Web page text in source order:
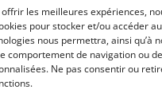
offrir les meilleures expériences,
pour stocker et/ou accéder
nous permettra, ainsi qu’à
comportement de navigation ou
Ne pas consentir ou
PSD
5